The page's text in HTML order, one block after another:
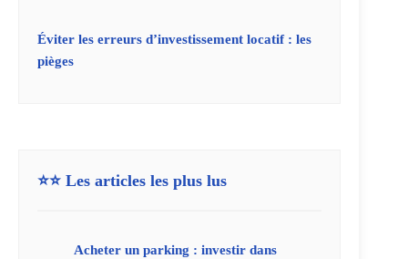
Éviter les erreurs d’investissement locatif : les
pièges
⭐⭐ Les articles les plus lus
Acheter un parking : investir dans